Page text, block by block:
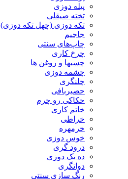
پیله دوزی
تخته صیقلی
تکه دوزی (چهل تکه دوزی)
جاجیم
چاپ‌های سنتی
چرخ کاری
چسبها و روغن ها
چشمه دوزی
چلنگری
حصیربافی
حکاکی رو چرم
خاتم کاری
خراطی
خرمهره
خوس دوزی
درود گری
ده یک دوزی
دواتگری
رنگ سازی سنتی